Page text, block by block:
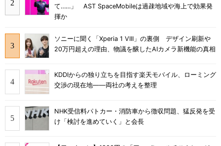
て……」 AST SpaceMobileは過疎地域や海上で効果発
揮か
ソニーに聞く「Xperia 1 VIII」の裏側 デザイン刷新や
20万円超えの理由、物議を醸したAIカメラ新機能の真相
KDDIからの独り立ちを目指す楽天モバイル、ローミング
交渉の現在地――両社の考えを整理
NHK受信料パトカー・消防車から徴収問題、猛反発を受
け「検討を進めていく」と会長